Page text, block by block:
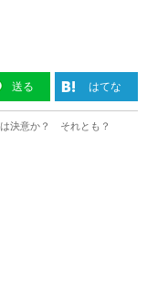
送る はてな
決意か？ それとも？